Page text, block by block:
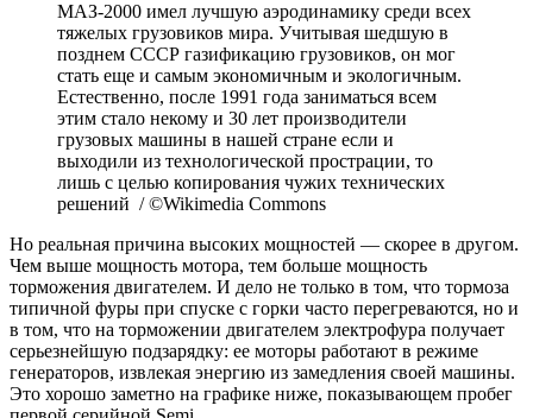
МАЗ-2000 имел лучшую аэродинамику среди всех
тяжелых грузовиков мира. Учитывая шедшую в
позднем СССР газификацию грузовиков, он мог
стать еще и самым экономичным и экологичным.
Естественно, после 1991 года заниматься всем
этим стало некому и 30 лет производители
грузовых машины в нашей стране если и
выходили из технологической прострации, то
лишь с целью копирования чужих технических
решений / ©Wikimedia Commons
Но реальная причина высоких мощностей — скорее в другом.
Чем выше мощность мотора, тем больше мощность
торможения двигателем. И дело не только в том, что тормоза
типичной фуры при спуске с горки часто перегреваются, но и
в том, что на торможении двигателем электрофура получает
серьезнейшую подзарядку: ее моторы работают в режиме
генераторов, извлекая энергию из замедления своей машины.
Это хорошо заметно на графике ниже, показывающем пробег